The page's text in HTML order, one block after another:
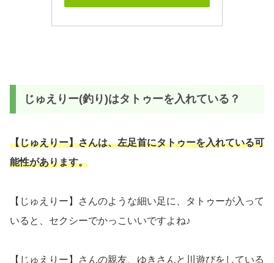
じゅえりー(釣り)はタトゥーを入れている？
【じゅえりー】さんは、左足首にタトゥーを入れている可
能性があります。
【じゅえりー】さんのような細い足に、タトゥーが入って
いると、セクシーでかっこいいですよね♪
【じゅえりー】さんの親友、ゆきさんと川遊びをしている